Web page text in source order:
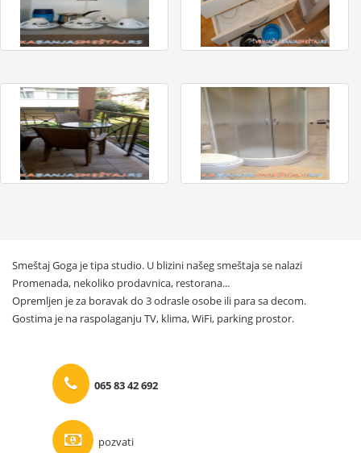
Smeštaj Goga je tipa studio. U blizini našeg smeštaja se nalazi
Promenada, nekoliko prodavnica, restorana...
Opremljen je za boravak do 3 odrasle osobe ili para sa decom.
Gostima je na raspolaganju TV, klima, WiFi, parking prostor.
065 83 42 692
pozvati